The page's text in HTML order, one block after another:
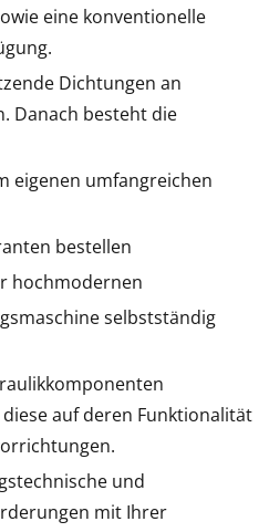
eine konventionelle
Dichtungen an
Danach besteht die
eigenen umfangreichen
bestellen
hochmodernen
selbstständig
auf deren Funktionalität
und
mit Ihrer